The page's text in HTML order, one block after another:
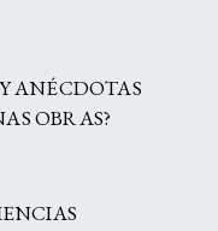
ANÉCDOTAS
OBRAS?